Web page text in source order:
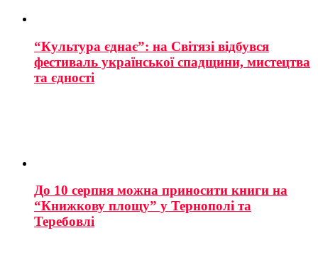
“Культура єднає”: на Світязі відбувся
фестиваль української спадщини, мистецтва
та єдності
До 10 серпня можна приносити книги на
“Книжкову площу” у Тернополі та
Теребовлі